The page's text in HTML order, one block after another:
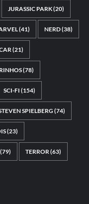
JURASSIC PARK(20)
(41) NERD(38)
(21)
(78)
SCI-FI (154)
SPIELBERG (74)
(23)
(79) TERROR(63)